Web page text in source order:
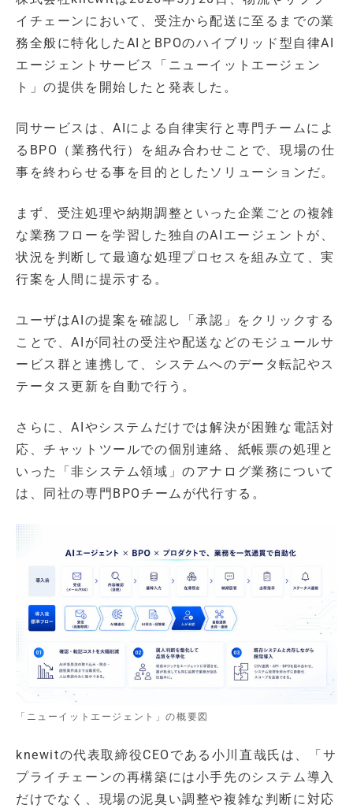
イチェーンにおいて、受注から配送に至るまでの業
務全般に特化したAIとBPOのハイブリッド型自律AI
エージェントサービス「ニューイットエージェン
ト」の提供を開始したと発表した。
同サービスは、AIによる自律実行と専門チームによ
るBPO（業務代行）を組み合わせことで、現場の仕
事を終わらせる事を目的としたソリューションだ。
まず、受注処理や納期調整といった企業ごとの複雑
な業務フローを学習した独自のAIエージェントが、
状況を判断して最適な処理プロセスを組み立て、実
行案を人間に提示する。
ユーザはAIの提案を確認し「承認」をクリックする
ことで、AIが同社の受注や配送などのモジュールサ
ービス群と連携して、システムへのデータ転記やス
テータス更新を自動で行う。
さらに、AIやシステムだけでは解決が困難な電話対
応、チャットツールでの個別連絡、紙帳票の処理と
いった「非システム領域」のアナログ業務について
は、同社の専門BPOチームが代行する。
「ニューイットエージェント」の概要図
knewitの代表取締役CEOである小川直哉氏は、「サ
プライチェーンの再構築には小手先のシステム導入
だけでなく、現場の泥臭い調整や複雑な判断に対応